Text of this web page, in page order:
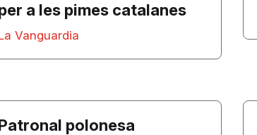
a les pimes catalanes
Vanguardia
polonesa